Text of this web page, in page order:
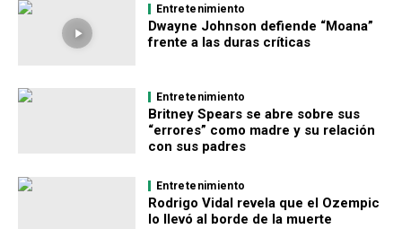
Entretenimiento
Dwayne Johnson defiende “Moana”
frente a las duras críticas
Entretenimiento
Britney Spears se abre sobre sus
“errores” como madre y su relación
con sus padres
Entretenimiento
Rodrigo Vidal revela que el Ozempic
lo llevó al borde de la muerte